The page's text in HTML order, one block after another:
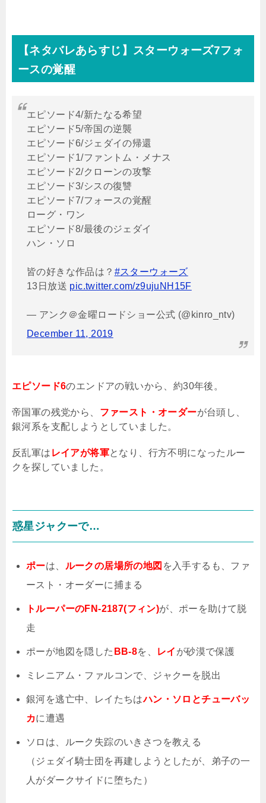
【ネタバレあらすじ】スターウォーズ7フォ
ースの覚醒
エピソード4/新たなる希望
エピソード5/帝国の逆襲
エピソード6/ジェダイの帰還
エピソード1/ファントム・メナス
エピソード2/クローンの攻撃
エピソード3/シスの復讐
エピソード7/フォースの覚醒
ローグ・ワン
エピソード8/最後のジェダイ
ハン・ソロ
皆の好きな作品は？ #スターウォーズ
13日放送 pic.twitter.com/z9ujuNH15F
— アンク＠金曜ロードショー公式 (@kinro_ntv)
December 11, 2019
エピソード6のエンドアの戦いから、約30年後。
帝国軍の残党から、 ファースト・オーダーが台頭し、
銀河系を支配しようとしていました。
反乱軍は レイアが将軍となり、行方不明になったルー
クを探していました。
惑星ジャクーで…
ポーは、 ルークの居場所の地図 を入手するも、ファ
ースト・オーダーに捕まる
トルーパーのFN-2187(フィン)が、ポーを助けて脱
走
ポーが地図を隠した BB-8を、 レイ が砂漠で保護
ミレニアム・ファルコンで、ジャクーを脱出
銀河を逃亡中、レイたちはハン・ソロとチューバッ
カに遭遇
ソロは、ルーク失踪のいきさつを教える
（ジェダイ騎士団を再建しようとしたが、弟子の一
人がダークサイドに堕ちた）